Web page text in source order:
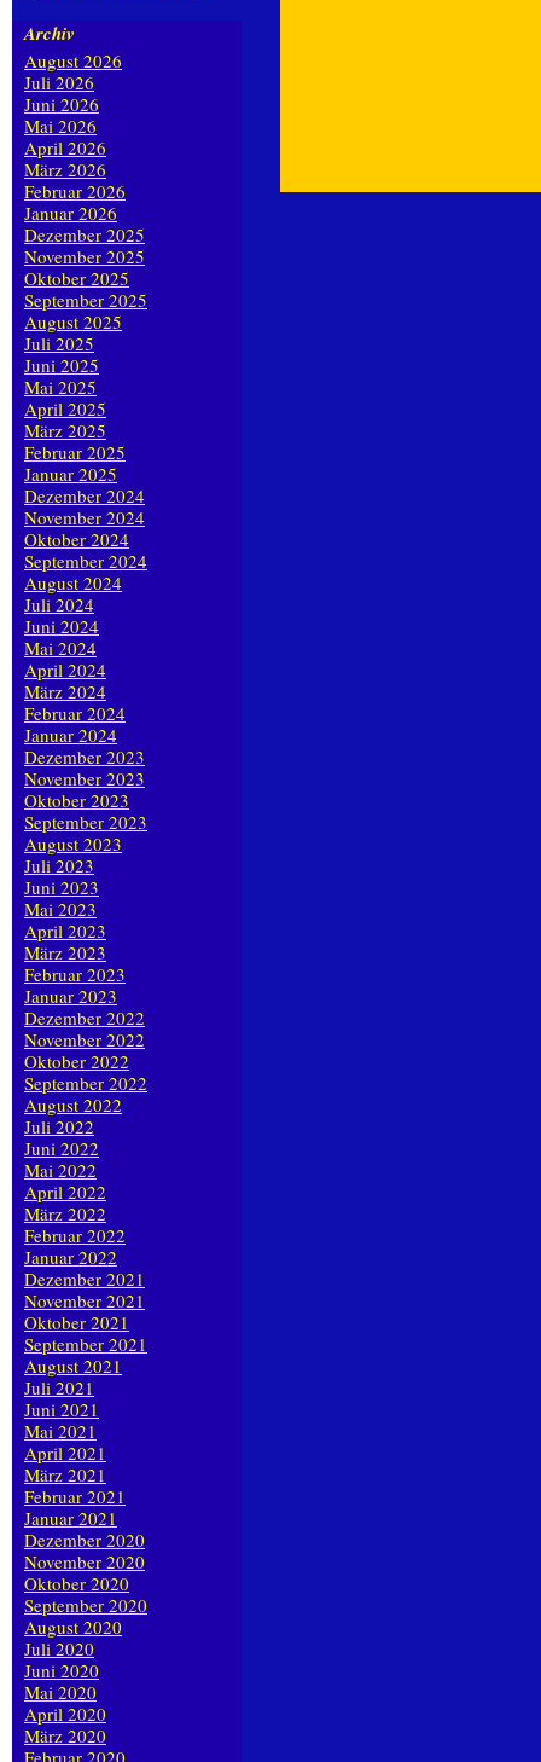
Archiv
August 2026
Juli 2026
Juni 2026
Mai 2026
April 2026
März 2026
Februar 2026
Januar 2026
Dezember 2025
November 2025
Oktober 2025
September 2025
August 2025
Juli 2025
Juni 2025
Mai 2025
April 2025
März 2025
Februar 2025
Januar 2025
Dezember 2024
November 2024
Oktober 2024
September 2024
August 2024
Juli 2024
Juni 2024
Mai 2024
April 2024
März 2024
Februar 2024
Januar 2024
Dezember 2023
November 2023
Oktober 2023
September 2023
August 2023
Juli 2023
Juni 2023
Mai 2023
April 2023
März 2023
Februar 2023
Januar 2023
Dezember 2022
November 2022
Oktober 2022
September 2022
August 2022
Juli 2022
Juni 2022
Mai 2022
April 2022
März 2022
Februar 2022
Januar 2022
Dezember 2021
November 2021
Oktober 2021
September 2021
August 2021
Juli 2021
Juni 2021
Mai 2021
April 2021
März 2021
Februar 2021
Januar 2021
Dezember 2020
November 2020
Oktober 2020
September 2020
August 2020
Juli 2020
Juni 2020
Mai 2020
April 2020
März 2020
Februar 2020